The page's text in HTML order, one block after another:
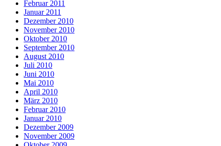
Februar 2011
Januar 2011
Dezember 2010
November 2010
Oktober 2010
September 2010
August 2010
Juli 2010
Juni 2010
Mai 2010
April 2010
März 2010
Februar 2010
Januar 2010
Dezember 2009
November 2009